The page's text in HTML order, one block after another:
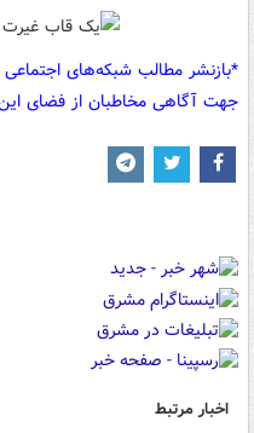
*بازنشر مطالب شبکه‌های
جهت آگاهی مخاطبان از فضای
اخبار مرتبط